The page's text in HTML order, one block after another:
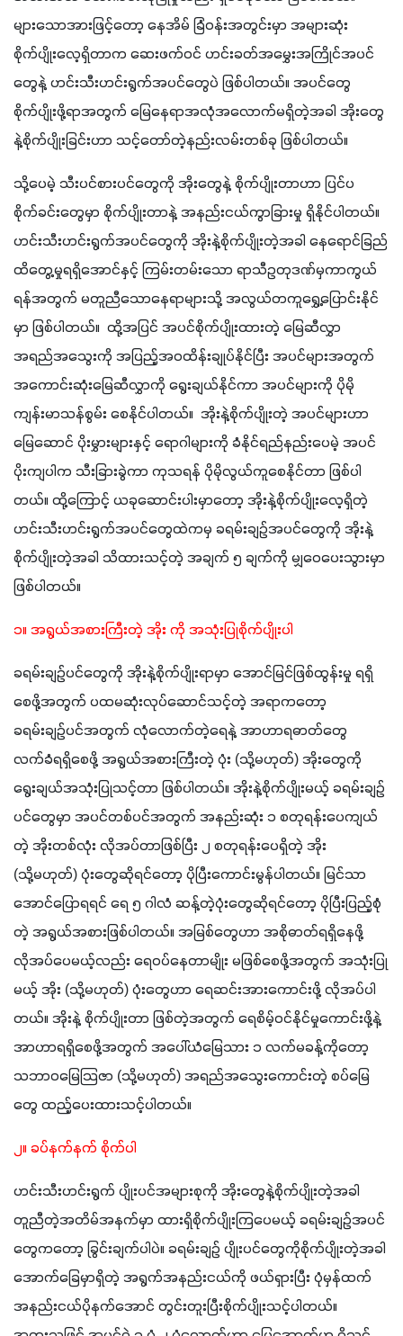
များသောအားဖြင့်တော့ နေအိမ် ခြံဝန်းအတွင်းမှာ အများဆုံး
စိုက်ပျိုးလေ့ရှိတာက ဆေးဖက်ဝင် ဟင်းခတ်အမွှေးအကြိုင်အပင်
တွေနဲ့ ဟင်းသီးဟင်းရွက်အပင်တွေပဲ ဖြစ်ပါတယ်။ အပင်တွေ
စိုက်ပျိုးဖို့ရာအတွက် မြေနေရာအလုံအလောက်မရှိတဲ့အခါ အိုးတွေ
နဲ့စိုက်ပျိုးခြင်းဟာ သင့်တော်တဲ့နည်းလမ်းတစ်ခု ဖြစ်ပါတယ်။
သို့ပေမဲ့ သီးပင်စားပင်တွေကို အိုးတွေနဲ့ စိုက်ပျိုးတာဟာ ပြင်ပ
စိုက်ခင်းတွေမှာ စိုက်ပျိုးတာနဲ့ အနည်းငယ်ကွာခြားမှု ရှိနိုင်ပါတယ်။
ဟင်းသီးဟင်းရွက်အပင်တွေကို အိုးနဲ့စိုက်ပျိုးတဲ့အခါ နေရောင်ခြည်
ထိတွေ့မှုရရှိအောင်နှင့် ကြမ်းတမ်းသော ရာသီဥတုဒဏ်မှကာကွယ်
ရန်အတွက် မတူညီသောနေရာများသို့ အလွယ်တကူရွှေ့ပြောင်းနိုင်
မှာ ဖြစ်ပါတယ်။  ထို့အပြင် အပင်စိုက်ပျိုးထားတဲ့ မြေဆီလွှာ
အရည်အသွေးကို အပြည့်အဝထိန်းချုပ်နိုင်ပြီး အပင်များအတွက်
အကောင်းဆုံးမြေဆီလွှာကို ရွေးချယ်နိုင်ကာ အပင်များကို ပိုမို
ကျန်းမာသန်စွမ်း စေနိုင်ပါတယ်။  အိုးနဲ့စိုက်ပျိုးတဲ့ အပင်များဟာ
မြေဆောင် ပိုးမွှားများနှင့် ရောဂါများကို ခံနိုင်ရည်နည်းပေမဲ့ အပင်
ပိုးကျပါက သီးခြားခွဲကာ ကုသရန် ပိုမိုလွယ်ကူစေနိုင်တာ ဖြစ်ပါ
တယ်။ ထို့ကြောင့် ယခုဆောင်းပါးမှာတော့ အိုးနဲ့စိုက်ပျိုးလေ့ရှိတဲ့
ဟင်းသီးဟင်းရွက်အပင်တွေထဲကမှ ခရမ်းချဥ်အပင်တွေကို အိုးနဲ့
စိုက်ပျိုးတဲ့အခါ သိထားသင့်တဲ့ အချက် ၅ ချက်ကို မျှဝေပေးသွားမှာ
ဖြစ်ပါတယ်။
၁။ အရွယ်အစားကြီးတဲ့ အိုး ကို အသုံးပြုစိုက်ပျိုးပါ
ခရမ်းချဥ်ပင်တွေကို အိုးနဲ့စိုက်ပျိုးရာမှာ အောင်မြင်ဖြစ်ထွန်းမှု ရရှိ
စေဖို့အတွက် ပထမဆုံးလုပ်ဆောင်သင့်တဲ့ အရာကတော့
ခရမ်းချဉ်ပင်အတွက် လုံလောက်တဲ့ရေနဲ့ အာဟာရဓာတ်တွေ
လက်ခံရရှိစေဖို့ အရွယ်အစားကြီးတဲ့ ပုံး (သို့မဟုတ်) အိုးတွေကို
ရွေးချယ်အသုံးပြုသင့်တာ ဖြစ်ပါတယ်။ အိုးနဲ့စိုက်ပျိုးမယ့် ခရမ်းချဥ်
ပင်တွေမှာ အပင်တစ်ပင်အတွက် အနည်းဆုံး ၁ စတုရန်းပေကျယ်
တဲ့ အိုးတစ်လုံး လိုအပ်တာဖြစ်ပြီး ၂ စတုရန်းပေရှိတဲ့ အိုး
(သို့မဟုတ်) ပုံးတွေဆိုရင်တော့ ပိုပြီးကောင်းမွန်ပါတယ်။ မြင်သာ
အောင်ပြောရရင် ရေ ၅ ဂါလံ ဆန့်တဲ့ပုံးတွေဆိုရင်တော့ ပိုပြီးပြည့်စုံ
တဲ့ အရွယ်အစားဖြစ်ပါတယ်။ အမြစ်တွေဟာ အစိုဓာတ်ရရှိနေဖို့
လိုအပ်ပေမယ့်လည်း ရေဝပ်နေတာမျိုး မဖြစ်စေဖို့အတွက် အသုံးပြု
မယ့် အိုး (သို့မဟုတ်) ပုံးတွေဟာ ရေဆင်းအားကောင်းဖို့ လိုအပ်ပါ
တယ်။ အိုးနဲ့ စိုက်ပျိုးတာ ဖြစ်တဲ့အတွက် ရေစိမ့်ဝင်နိုင်မှုကောင်းဖို့နဲ့
အာဟာရရှိစေဖို့အတွက် အပေါ်ယံမြေသား ၁ လက်မခန့်ကိုတော့
သဘာဝမြေသြဇာ (သို့မဟုတ်) အရည်အသွေးကောင်းတဲ့ စပ်မြေ
တွေ ထည့်ပေးထားသင့်ပါတယ်။
၂။ ခပ်နက်နက် စိုက်ပါ
ဟင်းသီးဟင်းရွက် ပျိုးပင်အများစုကို အိုးတွေနဲ့စိုက်ပျိုးတဲ့အခါ
တူညီတဲ့အတိမ်အနက်မှာ ထားရှိစိုက်ပျိုးကြပေမယ့် ခရမ်းချဥ်အပင်
တွေကတော့ ခြွင်းချက်ပါပဲ။ ခရမ်းချဥ် ပျိုးပင်တွေကိုစိုက်ပျိုးတဲ့အခါ
အောက်ခြေမှာရှိတဲ့ အရွက်အနည်းငယ်ကို ဖယ်ရှားပြီး ပုံမှန်ထက်
အနည်းငယ်ပိုနက်အောင် တွင်းတူးပြီးစိုက်ပျိုးသင့်ပါတယ်။